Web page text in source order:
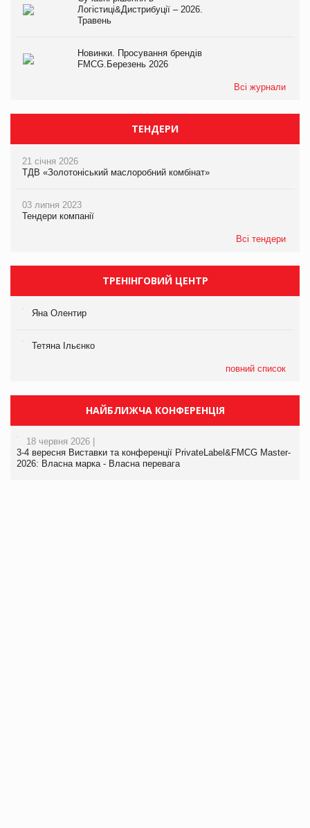
Логістиці&Дистрибуції – 2026.
Травень
Новинки. Просування брендів
FMCG.Березень 2026
Всі журнали
ТЕНДЕРИ
21 січня 2026
ТДВ «Золотоніський маслоробний комбінат»
03 липня 2023
Тендери компанії
Всі тендери
ТРЕНІНГОВИЙ ЦЕНТР
Яна Олентир
Тетяна Ільєнко
повний список
НАЙБЛИЖЧА КОНФЕРЕНЦІЯ
18 червня 2026 |
3-4 вересня Виставки та конференції PrivateLabel&FMCG Master-
2026: Власна марка - Власна перевага